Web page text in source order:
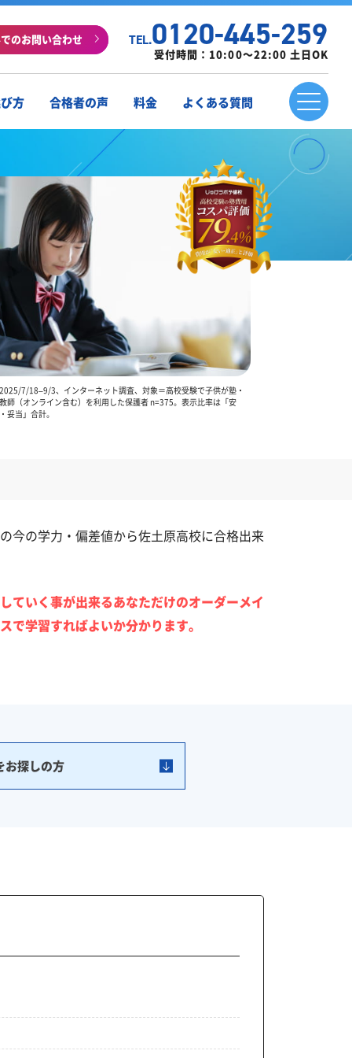
のお問い合わせ TEL.0120-445-259
受付時間：10:00～22:00 土日OK
方 合格者の声 料金 よくある質問
7/18–9/3、インターネット調査、対象＝高校受験で子供が塾・
師（オンライン含む）を利用した保護者 n=375。表示比率は「安
妥当」合計。
今の学力・偏差値から佐土原高校に合格出来
ていく事が出来るあなただけのオーダーメイ
学習すればよいか分かります。
お探しの方